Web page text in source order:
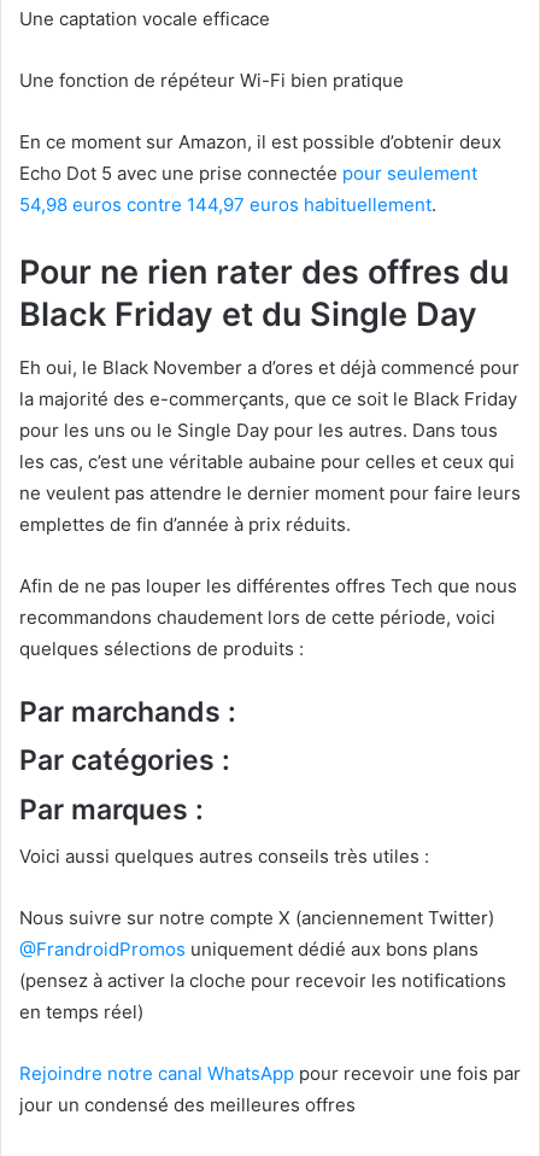
Une captation vocale efficace
Une fonction de répéteur Wi-Fi bien pratique
En ce moment sur Amazon, il est possible d’obtenir deux
Echo Dot 5 avec une prise connectée pour seulement
54,98 euros contre 144,97 euros habituellement.
Pour ne rien rater des offres du
Black Friday et du Single Day
Eh oui, le Black November a d’ores et déjà commencé pour
la majorité des e-commerçants, que ce soit le Black Friday
pour les uns ou le Single Day pour les autres. Dans tous
les cas, c’est une véritable aubaine pour celles et ceux qui
ne veulent pas attendre le dernier moment pour faire leurs
emplettes de fin d’année à prix réduits.
Afin de ne pas louper les différentes offres Tech que nous
recommandons chaudement lors de cette période, voici
quelques sélections de produits :
Par marchands :
Par catégories :
Par marques :
Voici aussi quelques autres conseils très utiles :
Nous suivre sur notre compte X (anciennement Twitter)
@FrandroidPromos uniquement dédié aux bons plans
(pensez à activer la cloche pour recevoir les notifications
en temps réel)
Rejoindre notre canal WhatsApp pour recevoir une fois par
jour un condensé des meilleures offres